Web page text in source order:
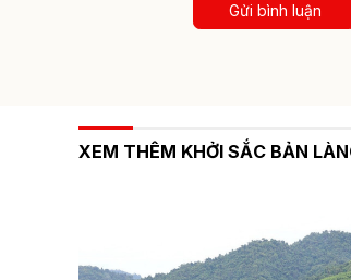
Gửi bình luận
XEM THÊM KHỞI SẮC BẢN